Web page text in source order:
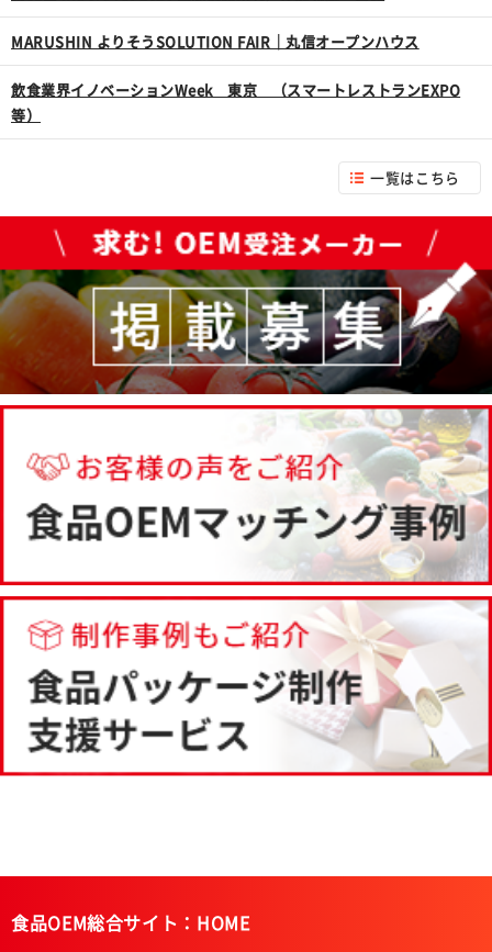
MARUSHIN よりそうSOLUTION FAIR｜丸信オープンハウス
飲食業界イノベーションWeek 東京 （スマートレストランEXPO
等）
一覧はこちら
食品OEM総合サイト：HOME